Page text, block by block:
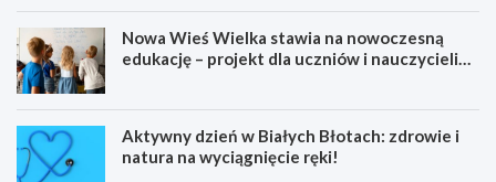
Nowa Wieś Wielka stawia na nowoczesną
edukację – projekt dla uczniów i nauczycieli
Aktywny dzień w Białych Błotach: zdrowie i
natura na wyciągnięcie ręki!